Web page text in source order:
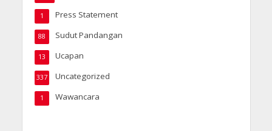
Press Statement
1
Sudut Pandangan
88
Ucapan
13
Uncategorized
337
Wawancara
1